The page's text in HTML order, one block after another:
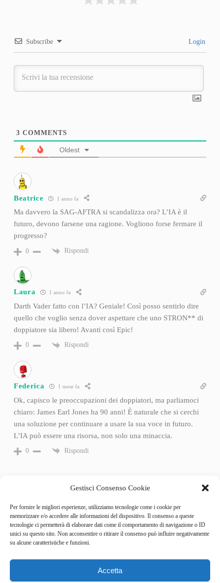
Gestisci Consenso Cookie
Per fornire le migliori esperienze, utilizziamo tecnologie come i cookie per
memorizzare e/o accedere alle informazioni del dispositivo. Il consenso a queste
tecnologie ci permetterà di elaborare dati come il comportamento di navigazione o ID
unici su questo sito. Non acconsentire o ritirare il consenso può influire negativamente
su alcune caratteristiche e funzioni.
Accetta
Subscribe Login
3 COMMENTS
Oldest
Beatrice 1 anno fa
Ma davvero la SAG-AFTRA si scandalizza ora? L’IA è il
futuro, devono farsene una ragione. Vogliono forse fermare il
progresso?
0 Rispondi
Laura 1 anno fa
Darth Vader fatto con l’IA? Geniale! Così posso sentirlo dire
quello che voglio senza dover aspettare che uno STRON** di
doppiatore sia libero! Avanti così Epic!
0 Rispondi
Federica 1 mese fa
Ok, capisco le preoccupazioni dei doppiatori, ma parliamoci
chiaro: James Earl Jones ha 90 anni! È naturale che si cerchi
una soluzione per continuare a usare la sua voce in futuro.
L’IA può essere una risorsa, non solo una minaccia.
0 Rispondi
Categories